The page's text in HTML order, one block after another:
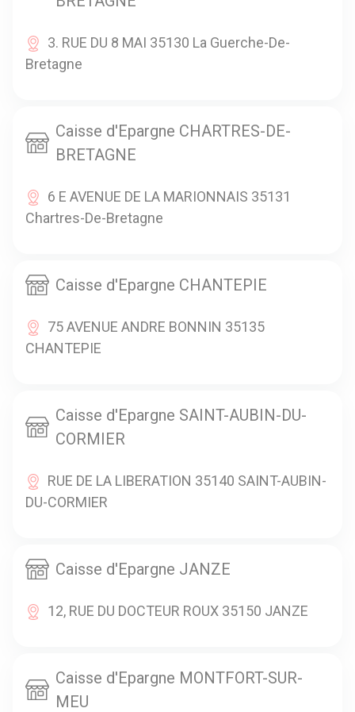
3. RUE DU 8 MAI 35130 La Guerche-De-
Bretagne
Caisse d'Epargne CHARTRES-DE-
BRETAGNE
6 E AVENUE DE LA MARIONNAIS 35131
Chartres-De-Bretagne
Caisse d'Epargne CHANTEPIE
75 AVENUE ANDRE BONNIN 35135
CHANTEPIE
Caisse d'Epargne SAINT-AUBIN-DU-
CORMIER
RUE DE LA LIBERATION 35140 SAINT-AUBIN-
DU-CORMIER
Caisse d'Epargne JANZE
12, RUE DU DOCTEUR ROUX 35150 JANZE
Caisse d'Epargne MONTFORT-SUR-
MEU